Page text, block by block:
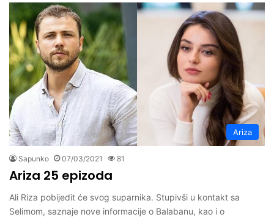
Ariza
Sapunko 07/03/2021 81
Ariza 25 epizoda
Ali Riza pobijedit će svog suparnika. Stupivši u kontakt sa
Selimom, saznaje nove informacije o Balabanu, kao i o